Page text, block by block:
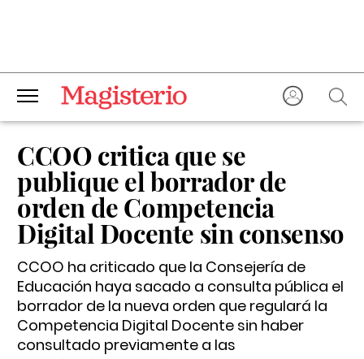
CCOO critica que se
publique el borrador de
orden de Competencia
Digital Docente sin consenso
CCOO ha criticado que la Consejería de
Educación haya sacado a consulta pública el
borrador de la nueva orden que regulará la
Competencia Digital Docente sin haber
consultado previamente a las